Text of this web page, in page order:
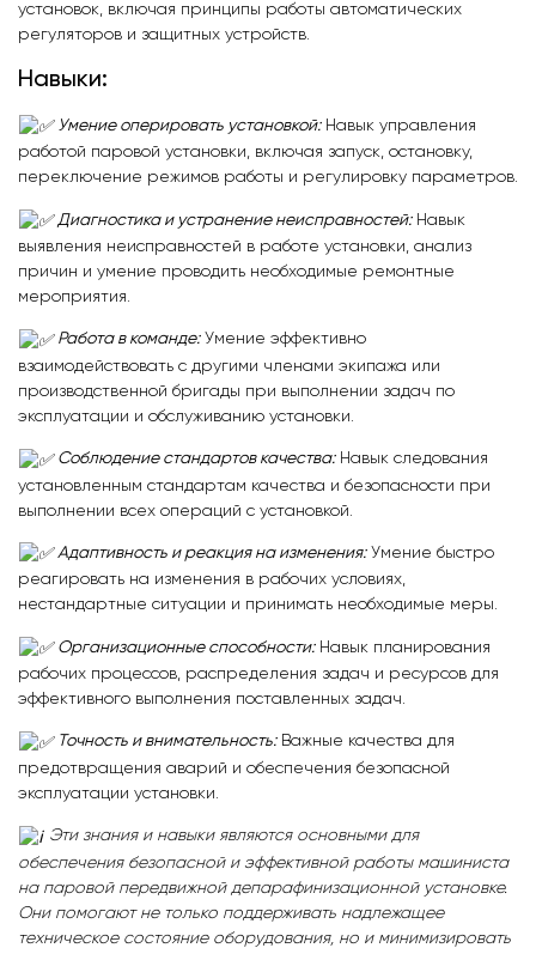
установок, включая принципы работы автоматических
регуляторов и защитных устройств.
Навыки:
Умение оперировать установкой:Навык управления
работой паровой установки, включая запуск, остановку,
переключение режимов работы и регулировку параметров.
Диагностика и устранение неисправностей: Навык
выявления неисправностей в работе установки, анализ
причин и умение проводить необходимые ремонтные
мероприятия.
Работа в команде: Умение эффективно
взаимодействовать с другими членами экипажа или
производственной бригады при выполнении задач по
эксплуатации и обслуживанию установки.
Соблюдение стандартов качества:Навык следования
установленным стандартам качества и безопасности при
выполнении всех операций с установкой.
Адаптивность и реакция на изменения:Умение быстро
реагировать на изменения в рабочих условиях,
нестандартные ситуации и принимать необходимые меры.
Организационные способности: Навык планирования
рабочих процессов, распределения задач и ресурсов для
эффективного выполнения поставленных задач.
Точность и внимательность:Важные качества для
предотвращения аварий и обеспечения безопасной
эксплуатации установки.
Эти знания и навыки являются основными для
обеспечения безопасной и эффективной работы машиниста
на паровой передвижной депарафинизационной установке.
Они помогают не только поддерживать надлежащее
техническое состояние оборудования, но и минимизировать